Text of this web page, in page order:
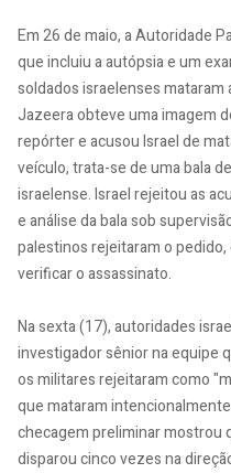
Em 26 de maio, a Autoridade
que incluiu a autópsia e um
soldados israelenses mataram
Jazeera obteve uma imagem
repórter e acusou Israel de
veículo, trata-se de uma bala
israelense. Israel rejeitou as
e análise da bala sob
palestinos rejeitaram o
verificar o assassinato.
Na sexta (17), autoridades
investigador sênior na equipe
os militares rejeitaram como
que mataram
checagem preliminar mostrou
disparou cinco vezes na